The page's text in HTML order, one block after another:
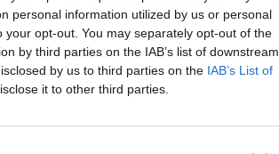
personal information utilized by us or personal
opt-out. You may separately opt-out of the
by third parties on the IAB’s list of downstream
by us to third parties on the IAB’s List of
it to other third parties.